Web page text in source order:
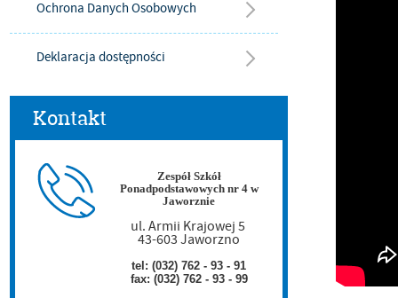
Ochrona Danych Osobowych
Deklaracja dostępności
Kontakt
Zespół Szkół
Ponadpodstawowych nr 4 w
Jaworznie
ul. Armii Krajowej 5
43-603 Jaworzno
tel: (032) 762 - 93 - 91
fax: (032) 762 - 93 - 99